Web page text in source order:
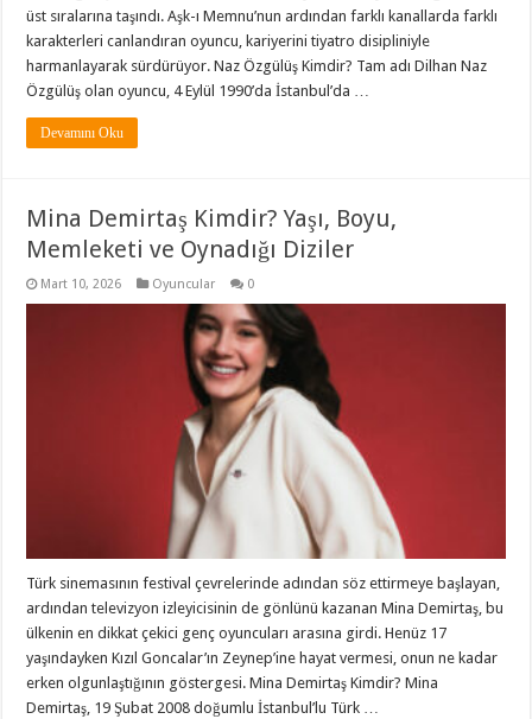
üst sıralarına taşındı. Aşk-ı Memnu’nun ardından farklı kanallarda farklı
karakterleri canlandıran oyuncu, kariyerini tiyatro disipliniyle
harmanlayarak sürdürüyor. Naz Özgülüş Kimdir? Tam adı Dilhan Naz
Özgülüş olan oyuncu, 4 Eylül 1990’da İstanbul’da …
Devamını Oku
Mina Demirtaş Kimdir? Yaşı, Boyu,
Memleketi ve Oynadığı Diziler
Mart 10, 2026 Oyuncular 0
Türk sinemasının festival çevrelerinde adından söz ettirmeye başlayan,
ardından televizyon izleyicisinin de gönlünü kazanan Mina Demirtaş, bu
ülkenin en dikkat çekici genç oyuncuları arasına girdi. Henüz 17
yaşındayken Kızıl Goncalar’ın Zeynep’ine hayat vermesi, onun ne kadar
erken olgunlaştığının göstergesi. Mina Demirtaş Kimdir? Mina
Demirtaş, 19 Şubat 2008 doğumlu İstanbul’lu Türk …